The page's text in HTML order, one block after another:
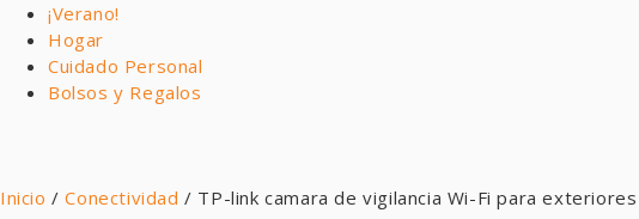
¡Verano!
Hogar
Cuidado Personal
Bolsos y Regalos
Inicio /Conectividad / TP-link camara de vigilancia Wi-Fi para